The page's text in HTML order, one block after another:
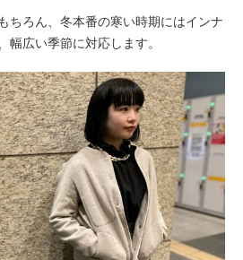
ちろん、冬本番の寒い時期にはインナ
幅広い季節に対応します。